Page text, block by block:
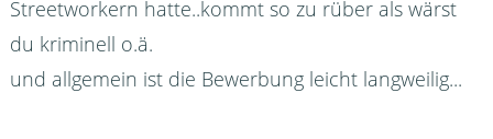
Streetworkern hatte..kommt so zu rüber als wärst
du kriminell o.ä.
und allgemein ist die Bewerbung leicht langweilig...